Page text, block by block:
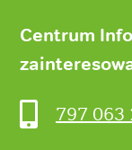
Centrum
797 063